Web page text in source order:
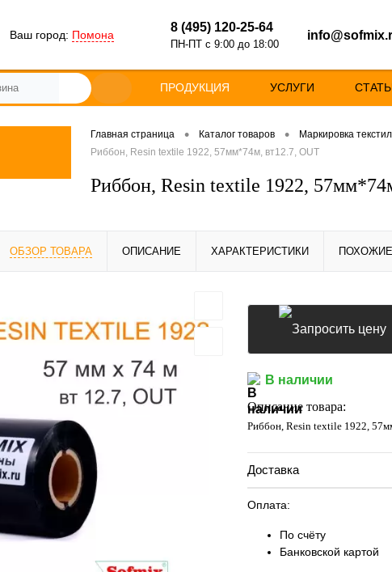
Ваш город: Помона
8 (495) 120-25-64
ПН-ПТ с 9:00 до 18:00
ПРОДУКЦИЯ УСЛУГИ
Главная страница • Каталог товаров • Маркировка
Риббон, Resin textile 1922, 57мм*74м, вт12.7, OUT
Риббон, Resin textile 1922,
ОБЗОР ТОВАРА ОПИСАНИЕ ХАРАКТЕРИСТИКИ
Запросить цену
В наличии
Описание товара:
Риббон, Resin textile 1922,
Доставка
Оплата:
По счёту
Банковской картой